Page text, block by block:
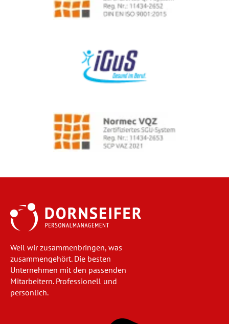
Weil wir zusammenbringen, was
zusammengehört. Die besten
Unternehmen mit den passenden
Mitarbeitern. Professionell und
persönlich.